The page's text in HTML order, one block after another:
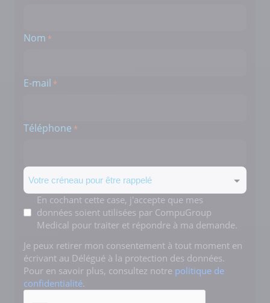
Nom *
E-mail *
Téléphone *
Créneau
Mentions
En cochant cette case, j'accepte que mes
données soient utilisées par CompuGroup
Medical pour traiter et répondre à ma demande.
Je peux retirer mon consentement à tout moment en
écrivant au Délégué à la protection des données.
Pour en savoir plus, consultez notre politique de
confidentialité.
CAPTCHA